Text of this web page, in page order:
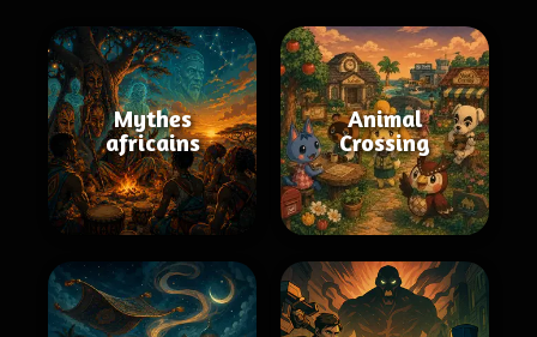
Mythes
africains
Animal
Crossing